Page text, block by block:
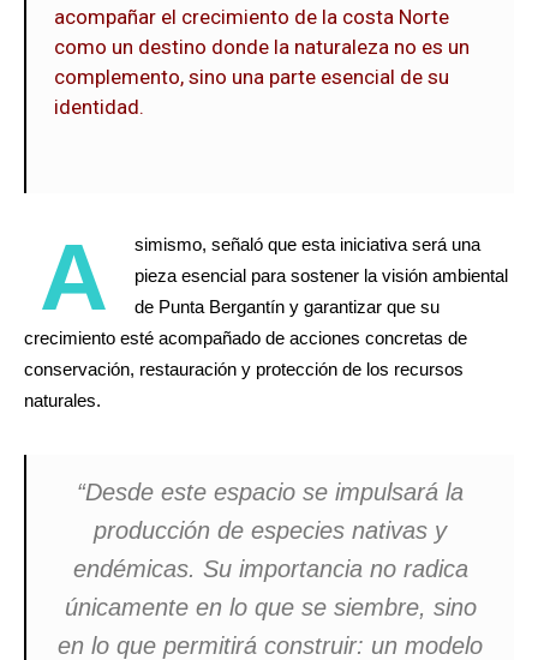
acompañar el crecimiento de la costa Norte
como un destino donde la naturaleza no es un
complemento, sino una parte esencial de su
identidad.
A
simismo, señaló que esta iniciativa será una
pieza esencial para sostener la visión ambiental
de Punta Bergantín y garantizar que su
crecimiento esté acompañado de acciones concretas de
conservación, restauración y protección de los recursos
naturales.
“Desde este espacio se impulsará la
producción de especies nativas y
endémicas. Su importancia no radica
únicamente en lo que se siembre, sino
en lo que permitirá construir: un modelo